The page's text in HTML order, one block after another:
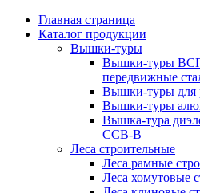
Главная страница
Каталог продукции
Вышки-туры
Вышки-туры ВСП
передвижные
Вышки-туры для
Вышки-туры
Вышка-тура
ССВ-В
Леса строительные
Леса рамные
Леса хомутовые